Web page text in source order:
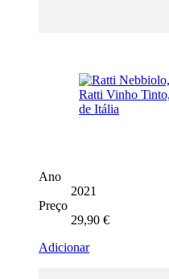
Ano
2021
Preço
29,90 €
Adicionar